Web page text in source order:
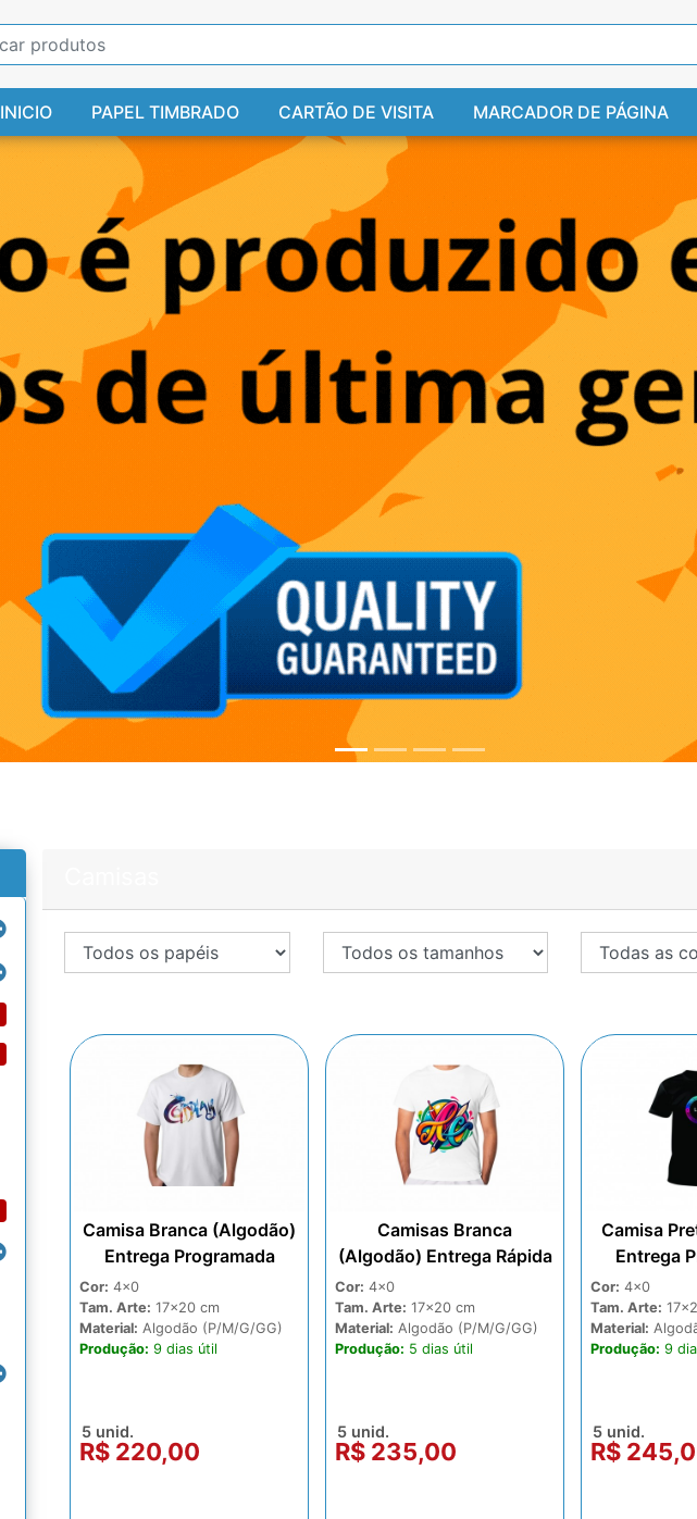
INICIO PAPEL TIMBRADO CARTÃO DE VISITA MARCADOR DE PÁGINA
Camisa Branca (Algodão)
Entrega Programada
Cor: 4x0
Tam. Arte: 17x20
Material: Algodão (P/M/G/GG)
Produção: 9 dias
R$ 220,00
5 unid.
Camisas Branca
(Algodão) Entrega Rápida
Cor: 4x0
Tam. Arte: 17x20
Material: Algodão (P/M/G/GG)
Produção: 5 dias
R$ 235,00
5 unid.
Camisa
Entrega
Cor: 4x0
Tam. Arte:
Material:
Produção: 9
R$
5 unid.